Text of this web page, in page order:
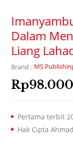
Dalam
Liang
Brand : MS
Rp98.000
Pertama terbit
Hak Cipta